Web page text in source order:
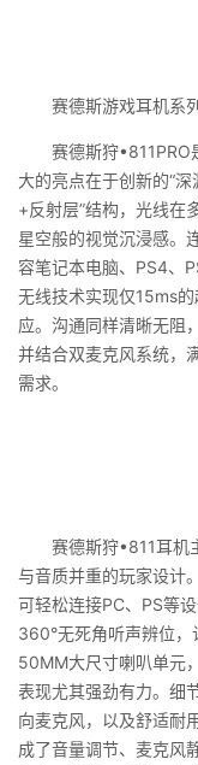
赛德斯游戏耳机系
赛德斯狩•811PRO
大的亮点在于创新的“
+反射层”结构，光线在
星空般的视觉沉浸感。
容笔记本电脑、PS4、
无线技术实现仅15ms
应。沟通同样清晰无阻
并结合双麦克风系统，
需求。
赛德斯狩•811耳机主
与音质并重的玩家设计
可轻松连接PC、PS等
360°无死角听声辨位
50MM大尺寸喇叭单元
表现尤其强劲有力。细
向麦克风，以及舒适耐
成了音量调节、麦克风